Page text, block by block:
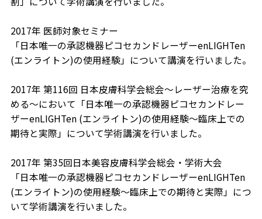
2017年 医師対象セミナー
「日本唯一の承認機器ピコセカンドレーザーenLIGHTen
(エンライトン)の使用経験」について講演を行いました。
2017年 第116回 日本皮膚科学会総会～レーザー治療を究
める～において「日本唯一の承認機器ピコセカンドレー
ザーenLIGHTen (エンライトン)の使用経験～臨床上での
期待と実際」について学術講演を行いました。
2017年 第35回日本美容皮膚科学会総会・学術大会
「日本唯一の承認機器ピコセカンドレーザーenLIGHTen
(エンライトン)の使用経験～臨床上での期待と実際」につ
いて学術講演を行いました。